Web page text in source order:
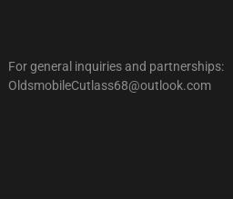
For general inquiries and partnerships:
OldsmobileCutlass68@outlook.com